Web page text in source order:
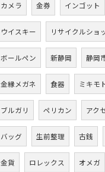
カメラ 金券 インゴット
ウイスキー リサイクルショ
ボールペン 新静岡 静岡
金縁メガネ 食器 ミキモ
ブルガリ ペリカン アク
バッグ 生前整理 古銭
金貨 ロレックス オメガ